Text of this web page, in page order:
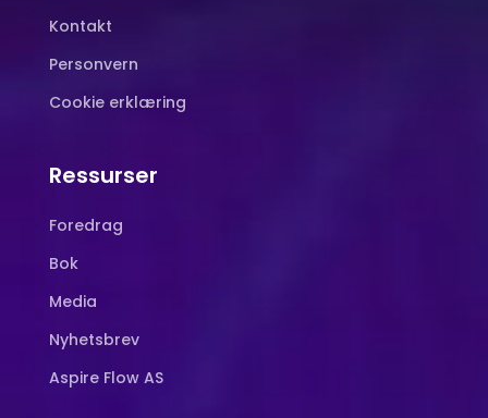
Kontakt
Personvern
Cookie erklæring
Ressurser
Foredrag
Bok
Media
Nyhetsbrev
Aspire Flow AS